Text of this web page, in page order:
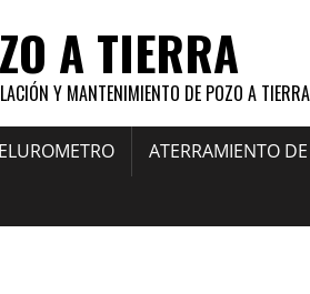
A TIERRA
Y MANTENIMIENTO DE POZO A TIERRA
ATERRAMIENTO